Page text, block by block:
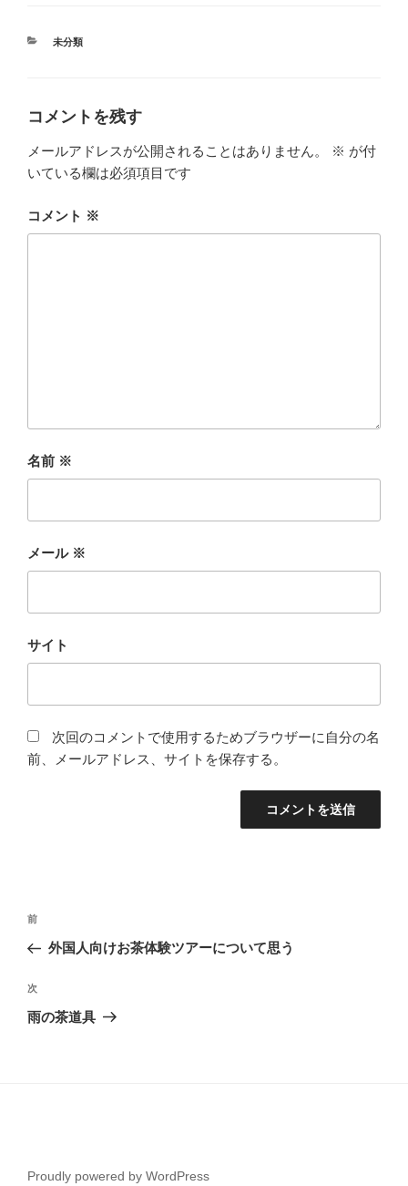
カ
未分類
コメントを残す
メールアドレスが公開されることはありません。 ※ が付
いている欄は必須項目です
コメント ※
名前 ※
メール ※
サイト
次回のコメントで使用するためブラウザーに自分の名
前、メールアドレス、サイトを保存する。
投
ナ
ビ
ゲ
前
の
稿
前
外国人向けお茶体験ツアーについて思う
次
の
次
雨の茶道具
Proudly powered by WordPress